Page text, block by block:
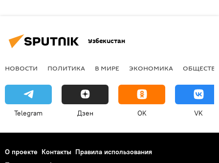
Узбекистан
НОВОСТИ ПОЛИТИКА В МИРЕ ЭКОНОМИКА
Telegram Дзен OK VK
О проекте Контакты Правила использования